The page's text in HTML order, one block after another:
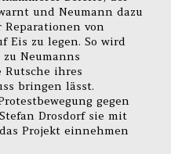
und Neumann dazu
von
Eis zu legen. So wird
Neumanns
Rutsche ihres
bringen lässt.
gegen
Drosdorf sie mit
Projekt einnehmen